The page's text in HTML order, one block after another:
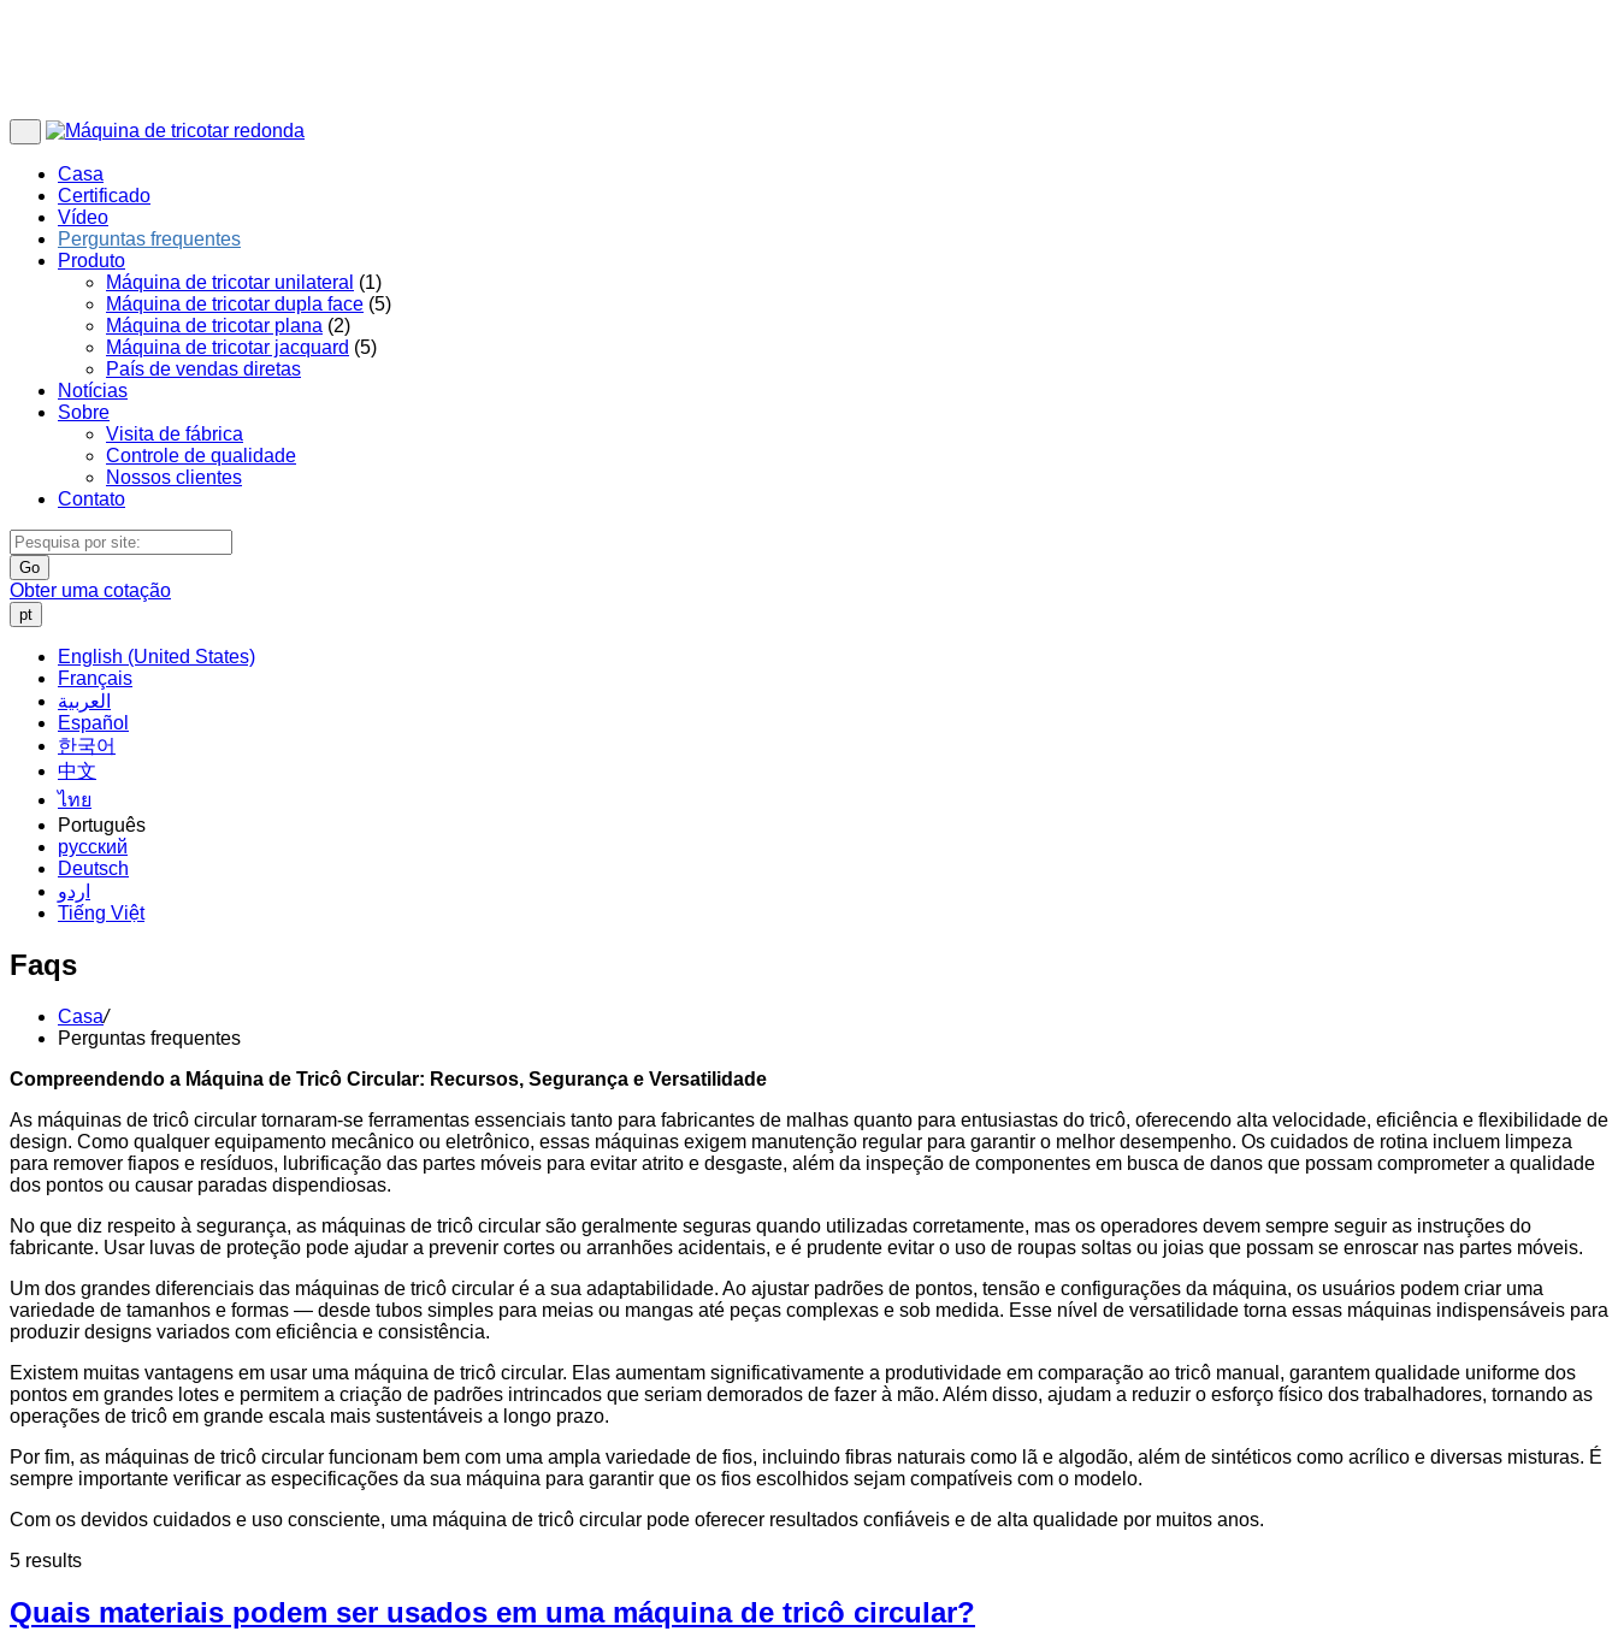
Casa
Certificado
Vídeo
Perguntas frequentes
Produto
Máquina de tricotar unilateral (1)
Máquina de tricotar dupla face (5)
Máquina de tricotar plana (2)
Máquina de tricotar jacquard (5)
País de vendas diretas
Notícias
Sobre
Visita de fábrica
Controle de qualidade
Nossos clientes
Contato
Go
Obter uma cotação
pt
English (United States)
Français
العربية
Español
한국어
中文
ไทย
Português
русский
Deutsch
اردو
Tiếng Việt
Faqs
Casa/
Perguntas frequentes
Compreendendo a Máquina de Tricô Circular: Recursos, Segurança e Versatilidade
As máquinas de tricô circular tornaram-se ferramentas essenciais tanto para fabricantes de malhas quanto para entusiastas do tricô, oferecendo alta velocidade, eficiência e flexibilidade de
design. Como qualquer equipamento mecânico ou eletrônico, essas máquinas exigem manutenção regular para garantir o melhor desempenho. Os cuidados de rotina incluem limpeza
para remover fiapos e resíduos, lubrificação das partes móveis para evitar atrito e desgaste, além da inspeção de componentes em busca de danos que possam comprometer a qualidade
dos pontos ou causar paradas dispendiosas.
No que diz respeito à segurança, as máquinas de tricô circular são geralmente seguras quando utilizadas corretamente, mas os operadores devem sempre seguir as instruções do
fabricante. Usar luvas de proteção pode ajudar a prevenir cortes ou arranhões acidentais, e é prudente evitar o uso de roupas soltas ou joias que possam se enroscar nas partes móveis.
Um dos grandes diferenciais das máquinas de tricô circular é a sua adaptabilidade. Ao ajustar padrões de pontos, tensão e configurações da máquina, os usuários podem criar uma
variedade de tamanhos e formas — desde tubos simples para meias ou mangas até peças complexas e sob medida. Esse nível de versatilidade torna essas máquinas indispensáveis para
produzir designs variados com eficiência e consistência.
Existem muitas vantagens em usar uma máquina de tricô circular. Elas aumentam significativamente a produtividade em comparação ao tricô manual, garantem qualidade uniforme dos
pontos em grandes lotes e permitem a criação de padrões intrincados que seriam demorados de fazer à mão. Além disso, ajudam a reduzir o esforço físico dos trabalhadores, tornando as
operações de tricô em grande escala mais sustentáveis a longo prazo.
Por fim, as máquinas de tricô circular funcionam bem com uma ampla variedade de fios, incluindo fibras naturais como lã e algodão, além de sintéticos como acrílico e diversas misturas. É
sempre importante verificar as especificações da sua máquina para garantir que os fios escolhidos sejam compatíveis com o modelo.
Com os devidos cuidados e uso consciente, uma máquina de tricô circular pode oferecer resultados confiáveis e de alta qualidade por muitos anos.
5 results
Quais materiais podem ser usados em uma máquina de tricô circular?